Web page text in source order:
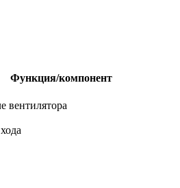
Функция/компонент
вентилятора